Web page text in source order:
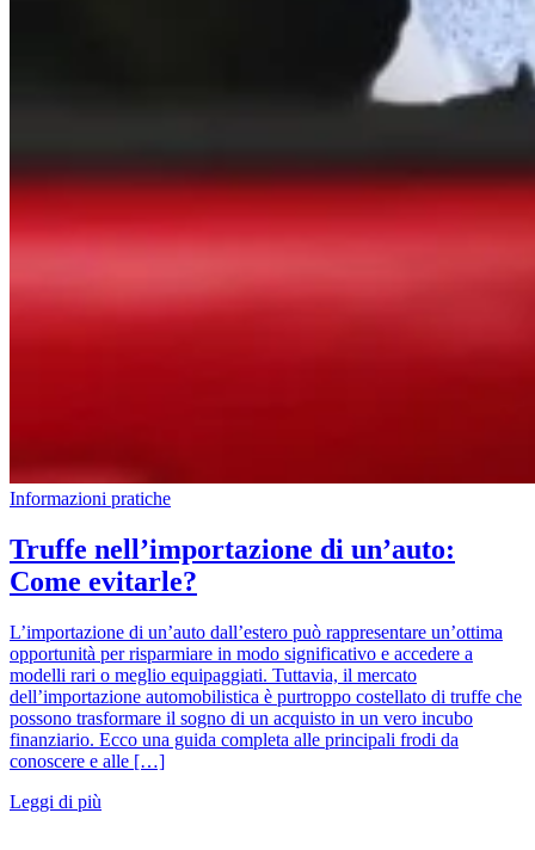
Informazioni pratiche
Truffe nell’importazione di un’auto:
Come evitarle?
L’importazione di un’auto dall’estero può rappresentare un’ottima
opportunità per risparmiare in modo significativo e accedere a
modelli rari o meglio equipaggiati. Tuttavia, il mercato
dell’importazione automobilistica è purtroppo costellato di truffe che
possono trasformare il sogno di un acquisto in un vero incubo
finanziario. Ecco una guida completa alle principali frodi da
conoscere e alle […]
Leggi di più